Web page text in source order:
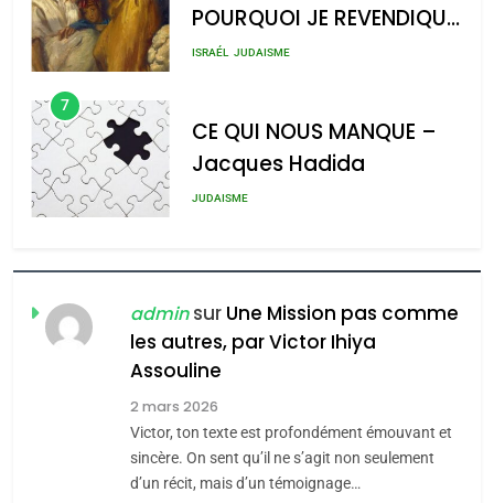
2025, l’année la plus
meurtrière selon le rapport
d’ADL contre
l’antisémitisme
admin 0
Jacques Hadida
JUDAISME
8
Maroc : Les amandes de
Tafraout, le miel de Tadla
Azilal consacrés produits
DAFINA MAROC
Oeil ravageur – Vanessa
De Loya Stauber
CINEMA ISRAÉL
«Tu dis génocide, je dis
guerre»: La nouvelle
chanson de Boy George
ISRAÉL JUDAISME
adminsur Une Mission pas comme
les autres, par Victor Ihiya
Assouline
2 mars 2026
Victor, ton texte est profondément émouvant et
sincère. On sent qu’il ne s’agit non seulement
d’un récit, mais d’un témoignage…
5
2025, l’année la plus
meurtrière selon le rapport
d’ADL contre
l’antisémitisme
FRANCE ISRAÉL